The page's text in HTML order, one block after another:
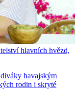
hlavních hvězd,
havajským
rodin i skryté